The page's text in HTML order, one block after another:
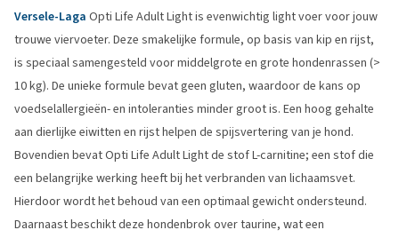
Versele-Laga Opti Life Adult Light is evenwichtig light voer voor jouw
trouwe viervoeter. Deze smakelijke formule, op basis van kip en rijst,
is speciaal samengesteld voor middelgrote en grote hondenrassen (>
10 kg). De unieke formule bevat geen gluten, waardoor de kans op
voedselallergieën- en intoleranties minder groot is. Een hoog gehalte
aan dierlijke eiwitten en rijst helpen de spijsvertering van je hond.
Bovendien bevat Opti Life Adult Light de stof L-carnitine; een stof die
een belangrijke werking heeft bij het verbranden van lichaamsvet.
Hierdoor wordt het behoud van een optimaal gewicht ondersteund.
Daarnaast beschikt deze hondenbrok over taurine, wat een